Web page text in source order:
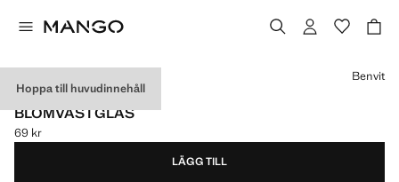
Hoppa till huvudinnehåll
MADE IN EUROPE
BLOMVAS I GLAS
Gällande pris [69 kr ]
69 kr
Välj en färg
Benvit
LÄGG TILL